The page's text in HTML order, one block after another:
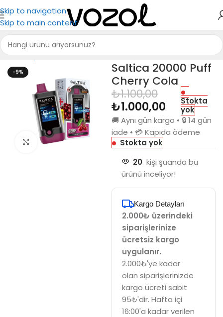
Skip to navigation
Skip to main content
Ana Sayfa Saltica Saltica 20000
-9%
Büyütmek için tıkla
Saltica 20000 Puff
Cherry Cola
₺1.100,00
₺1.000,00
Stokta
yok
🚚 Aynı gün kargo • 🔒 14 gün
iade • 💳 Kapıda ödeme
Stokta yok
20 kişi şuanda bu
ürünü inceliyor!
Kargo Detayları
2.000₺ üzerindeki
siparişlerinize
ücretsiz kargo
uygulanır.
2.000₺'ye kadar
olan siparişlerinizde
kargo ücreti sabit
95₺'dir. Hafta içi
16:00'a kadar verilen